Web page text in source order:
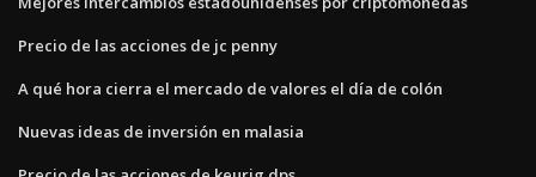
Precio de las acciones de jc penny
A qué hora cierra el mercado de valores el día de colón
Nuevas ideas de inversión en malasia